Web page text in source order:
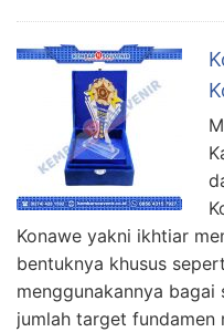
Konawe yakni ikhtiar
bentuknya khusus
menggunakannya bagai
jumlah target fundamen